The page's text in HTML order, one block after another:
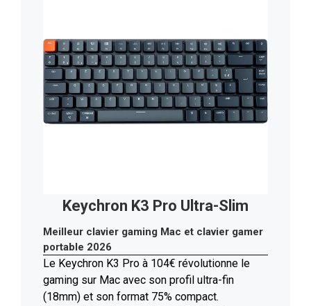
Keychron K3 Pro Ultra-Slim
Meilleur clavier gaming Mac et clavier gamer
portable 2026
Le Keychron K3 Pro à 104€ révolutionne le
gaming sur Mac avec son profil ultra-fin
(18mm) et son format 75% compact.